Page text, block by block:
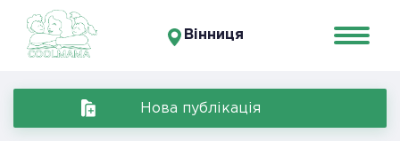
Вінниця
Нова публікація